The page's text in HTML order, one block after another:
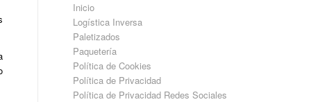
Inicio
Logística Inversa
Paletizados
Paquetería
Política de Cookies
Política de Privacidad
Política de Privacidad Redes Sociales